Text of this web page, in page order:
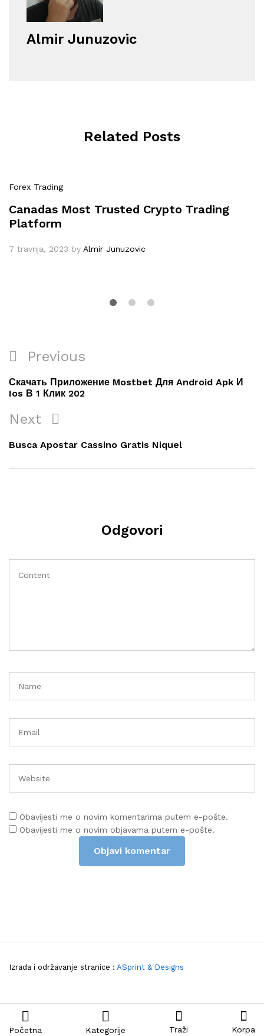
Almir Junuzovic
Related Posts
Forex Trading
Canadas Most Trusted Crypto Trading
Platform
7 travnja, 2023 by Almir Junuzovic
Navigacija
objava
Previous
Post
Previous
Скачать Приложение Mostbet Для Android Apk И
Ios В 1 Клик 202
Next
Post
Next
Busca Apostar Cassino Gratis Niquel
Odgovori
Obavijesti me o novim komentarima putem e-pošte.
Obavijesti me o novim objavama putem e-pošte.
Izrada i održavanje stranice : ASprint & Designs
Početna Kategorije Traži Korpa